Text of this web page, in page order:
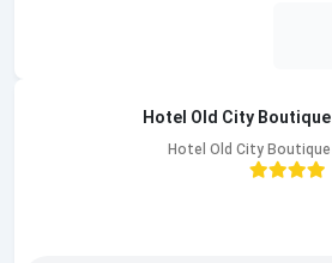
Hotel Old City Boutique
Hotel Old City Boutique